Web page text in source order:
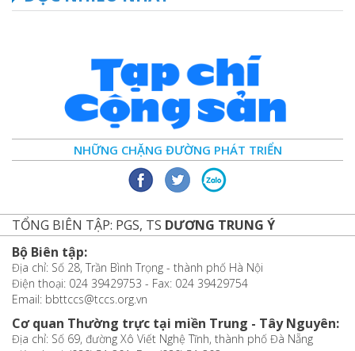
NHỮNG CHẶNG ĐƯỜNG PHÁT TRIỂN
TỔNG BIÊN TẬP: PGS, TS DƯƠNG TRUNG Ý
Bộ Biên tập:
Địa chỉ: Số 28, Trần Bình Trọng - thành phố Hà Nội
Điện thoại: 024 39429753 - Fax: 024 39429754
Email: bbttccs@tccs.org.vn
Cơ quan Thường trực tại miền Trung - Tây Nguyên:
Địa chỉ: Số 69, đường Xô Viết Nghệ Tĩnh, thành phố Đà Nẵng